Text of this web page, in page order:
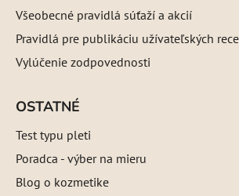
Všeobecné pravidlá súťaží a akcií
Pravidlá pre publikáciu užívateľských
Vylúčenie zodpovednosti
OSTATNÉ
Test typu pleti
Poradca - výber na mieru
Blog o kozmetike